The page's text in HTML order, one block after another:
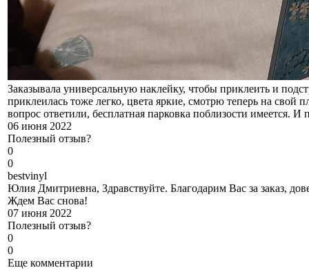
Заказывала универсальную наклейку, чтобы приклеить и
приклеилась тоже легко, цвета яркие, смотрю теперь на
вопрос ответили, бесплатная парковка поблизости имеется.
06 июня 2022
Полезный отзыв?
0
0
bestvinyl
Юлия Дмитриевна, Здравствуйте. Благодарим Вас за заказ,
Ждем Вас снова!
07 июня 2022
Полезный отзыв?
0
0
Еще комментарии